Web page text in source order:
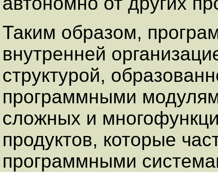
Таким образом,
внутренней
структурой,
программными
сложных и
продуктов, которые
программными